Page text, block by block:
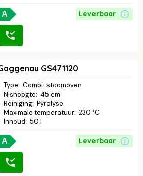
A Leverbaar
GS471120
Type: Combi-stoomoven
Nishoogte: 45 cm
Reiniging: Pyrolyse
Maximale temperatuur: 230 °C
Inhoud: 50 l
A Leverbaar